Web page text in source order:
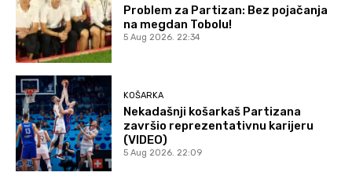
Problem za Partizan: Bez pojačanja
na megdan Tobolu!
5 Aug 2026. 22:34
KOŠARKA
Nekadašnji košarkaš Partizana
završio reprezentativnu karijeru
(VIDEO)
5 Aug 2026. 22:09